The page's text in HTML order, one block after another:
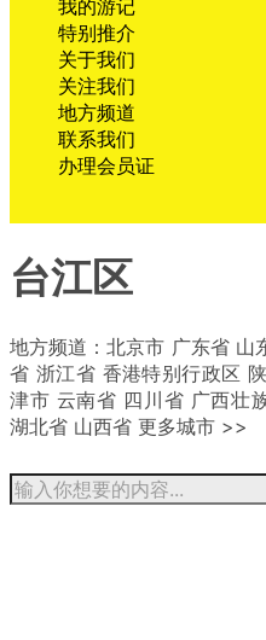
我的游记
特别推介
关于我们
关注我们
地方频道
联系我们
办理会员证
台江区
地方频道：北京市 广东省 山
省 浙江省 香港特别行政区
津市 云南省 四川省 广西壮
湖北省 山西省 更多城市 >>